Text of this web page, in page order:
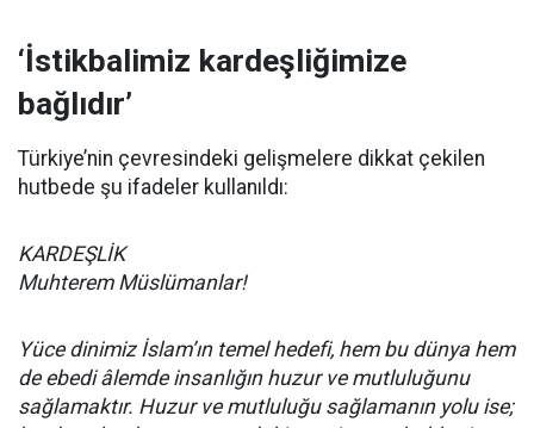
‘İstikbalimiz kardeşliğimize
bağlıdır’
Türkiye’nin çevresindeki gelişmelere dikkat çekilen
hutbede şu ifadeler kullanıldı:
KARDEŞLİK
Muhterem Müslümanlar!
Yüce dinimiz İslam’ın temel hedefi, hem bu dünya hem
de ebedi âlemde insanlığın huzur ve mutluluğunu
sağlamaktır. Huzur ve mutluluğu sağlamanın yolu ise;